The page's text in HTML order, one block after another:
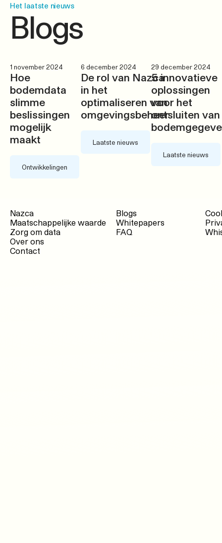
Het laatste nieuws
Blogs
1 november 2024
Hoe
bodemdata
slimme
beslissingen
mogelijk
maakt
Ontwikkelingen
6 december 2024
De rol van Nazca
in het
optimaliseren van
omgevingsbeheer
Laatste nieuws
29 december 2024
5 innovatieve
oplossingen
voor het
ontsluiten van
Laatste nieuws
Blogs
Whitepapers
FAQ
Nazca
Maatschappelijke waarde
Zorg om data
Over ons
Contact